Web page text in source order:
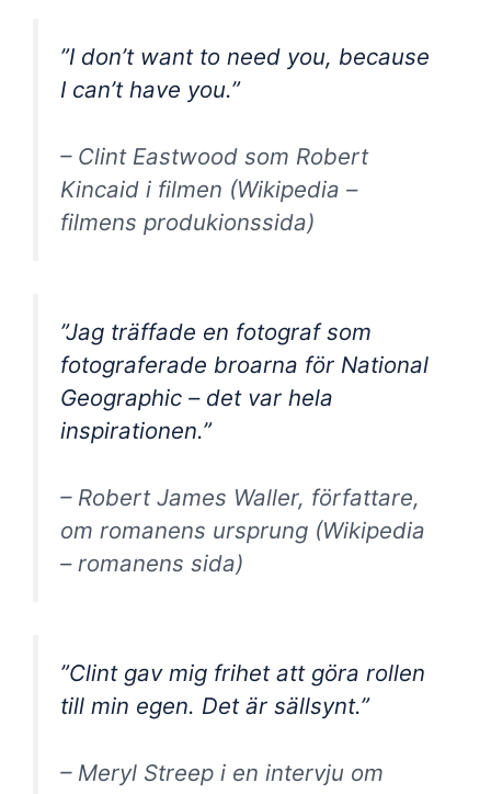
”I don’t want to need you, because
I can’t have you.”
– Clint Eastwood som Robert
Kincaid i filmen (Wikipedia –
filmens produkionssida)
”Jag träffade en fotograf som
fotograferade broarna för National
Geographic – det var hela
inspirationen.”
– Robert James Waller, författare,
om romanens ursprung (Wikipedia
– romanens sida)
”Clint gav mig frihet att göra rollen
till min egen. Det är sällsynt.”
– Meryl Streep i en intervju om